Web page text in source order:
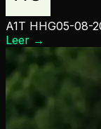
A1T HHG05-08-
Leer →